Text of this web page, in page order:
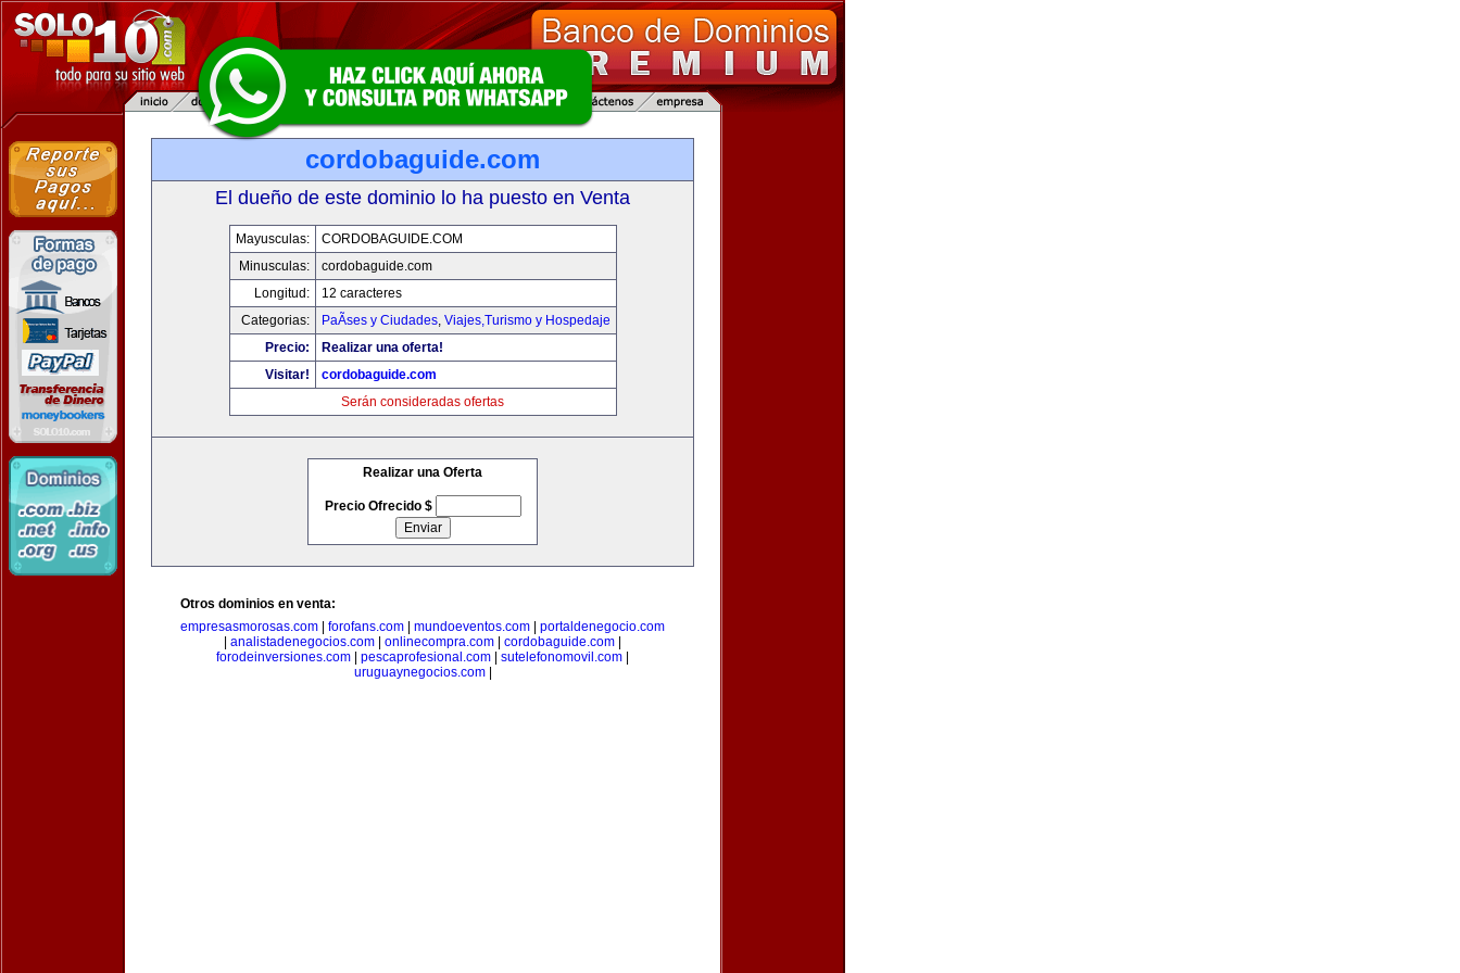
cordobaguide.com
El dueño de este dominio lo ha puesto en Venta
Mayusculas:
CORDOBAGUIDE.COM
Minusculas:
cordobaguide.com
Longitud:
12 caracteres
Categorias:
PaÃ­ses y Ciudades, Viajes,Turismo y Hospedaje
Precio:
Realizar una oferta!
Visitar!
cordobaguide.com
Serán consideradas ofertas
Realizar una Oferta
Precio Ofrecido $
Otros dominios en venta:
empresasmorosas.com
forofans.com mundoeventos.com
portaldenegocio.com
analistadenegocios.com onlinecompra.com cordobaguide.com
forodeinversiones.com
pescaprofesional.com sutelefonomovil.com
uruguaynegocios.com|